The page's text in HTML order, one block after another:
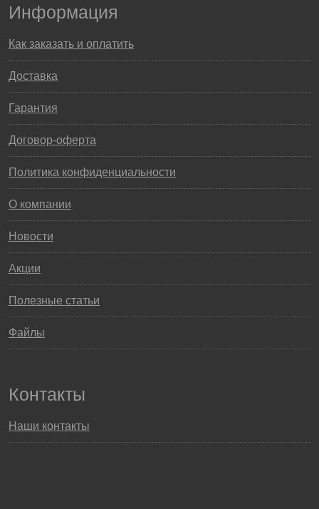
Информация
Как заказать и оплатить
Доставка
Гарантия
Договор-оферта
Политика конфиденциальности
О компании
Новости
Акции
Полезные статьи
Файлы
Контакты
Наши контакты